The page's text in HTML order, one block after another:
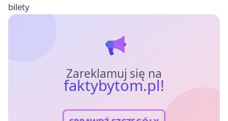
bilety
Zareklamuj się na
faktybytom.pl!